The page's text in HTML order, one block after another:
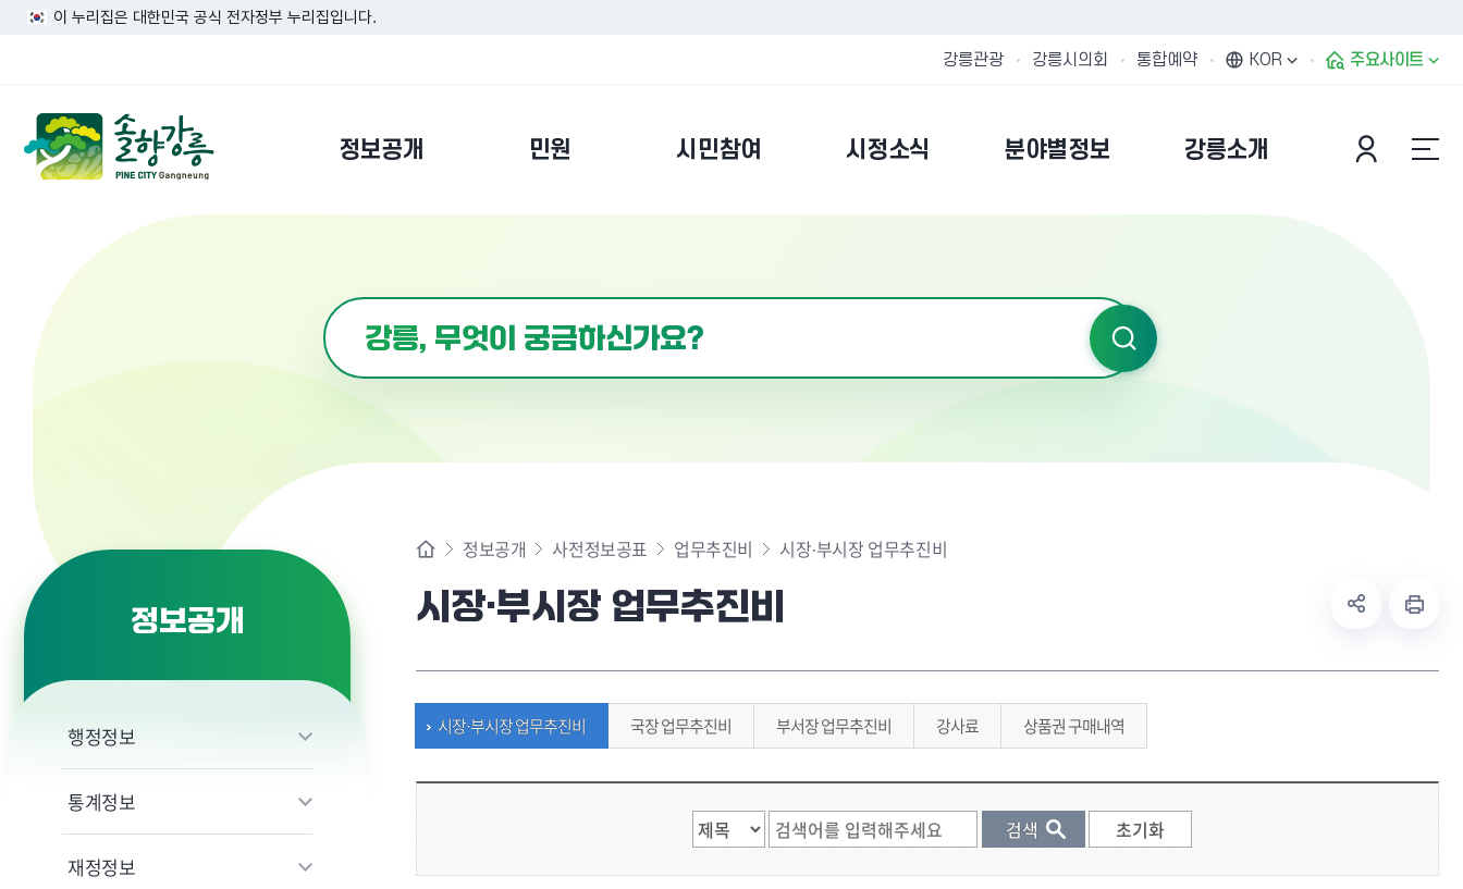
이 누리집은 대한민국 공식 전자정부 누리집입니다.
강릉관광 강릉시의회 통합예약 KOR 주요사이트
정보공개 민원 시민참여 시정소식 분야별정보 강릉소개
정보공개
행정정보
통계정보
재정정보
정보공개 사전정보공표 업무추진비 시장·부시장 업무추진비
시장·부시장 업무추진비
시장·부시장 업무추진비 국장 업무추진비 부서장 업무추진비 강사료 상품권 구매내역